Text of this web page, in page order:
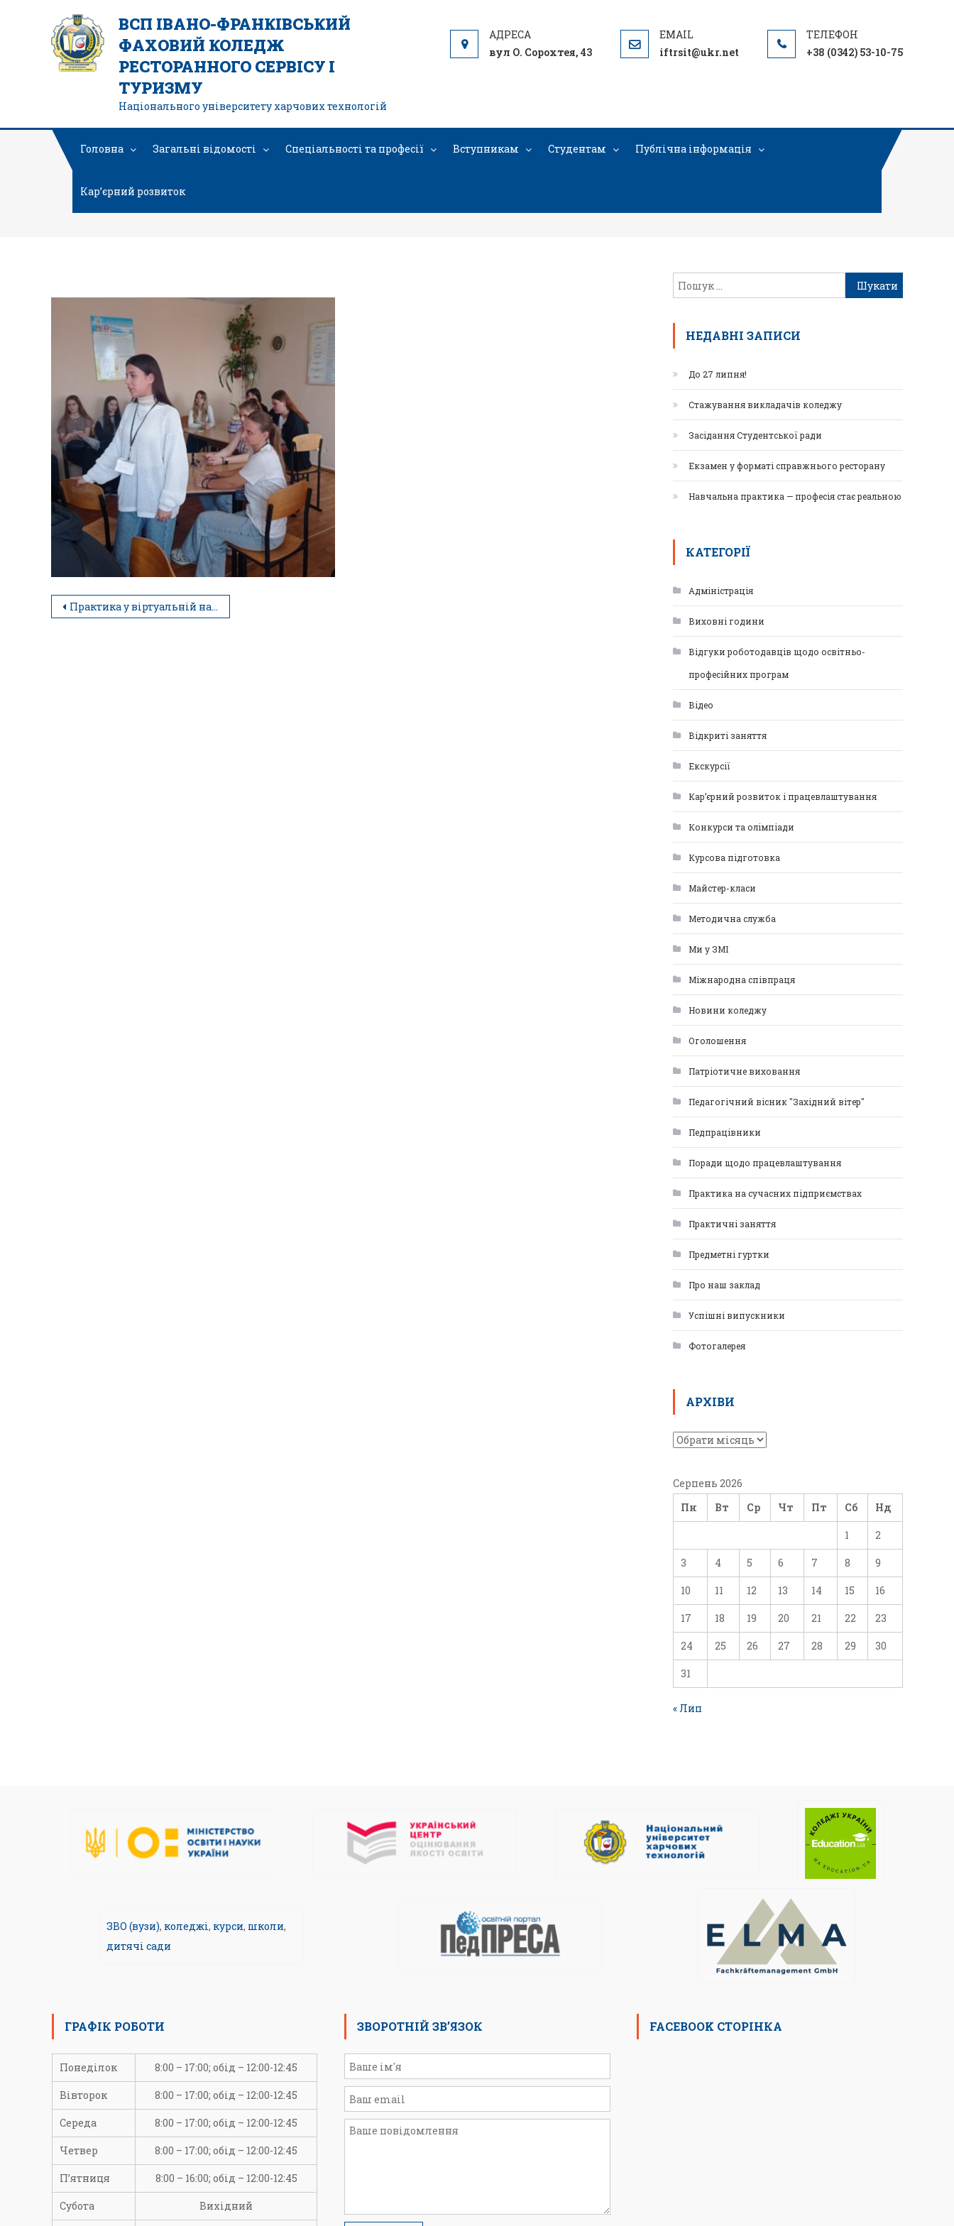
ВСП ІВАНО-ФРАНКІВСЬКИЙ
ФАХОВИЙ КОЛЕДЖ
РЕСТОРАННОГО СЕРВІСУ І
ТУРИЗМУ
Національного університету харчових технологій
вул О. Сорохтея, 43 iftrsit@ukr.net +38 (0342) 53-10-75
Головна Загальні відомості Спеціальності та професії Вступникам Студентам Публічна інформація
Кар’єрний розвиток
Практика у віртуальній навчально-тренувальній фірмі
НЕДАВНІ ЗАПИСИ
До 27 липня!
Стажування викладачів коледжу
Засідання Студентської ради
Екзамен у форматі справжнього ресторану
Навчальна практика — професія стає реальною
КАТЕГОРІЇ
Адміністрація
Виховні години
Відгуки роботодавців щодо освітньо-
професійних програм
Відео
Відкриті заняття
Екскурсії
Кар’єрний розвиток і працевлаштування
Конкурси та олімпіади
Курсова підготовка
Майстер-класи
Методична служба
Ми у ЗМІ
Міжнародна співпраця
Новини коледжу
Оголошення
Патріотичне виховання
Педагогічний вісник "Західний вітер"
Педпрацівники
Поради щодо працевлаштування
Практика на сучасних підприємствах
Практичні заняття
Предметні гуртки
Про наш заклад
Успішні випускники
Фотогалерея
АРХІВИ
Серпень 2026
Пн
Вт Ср Чт Пт Сб Нд
1 2
3 4 5 6 7 8 9
10 11 12 13 14 15 16
17 18 19 20 21 22 23
24 25 26 27 28 29 30
31
« Лип
ЗВО (вузи), коледжі, курси, школи,
дитячі сади
ГРАФІК РОБОТИ
Понеділок 8:00 – 17:00; обід – 12:00-12:45
Вівторок 8:00 – 17:00; обід – 12:00-12:45
Середа 8:00 – 17:00; обід – 12:00-12:45
Четвер 8:00 – 17:00; обід – 12:00-12:45
П’ятниця 8:00 – 16:00; обід – 12:00-12:45
Субота Вихідний
ЗВОРОТНІЙ ЗВ’ЯЗОК FACEBOOK СТОРІНКА